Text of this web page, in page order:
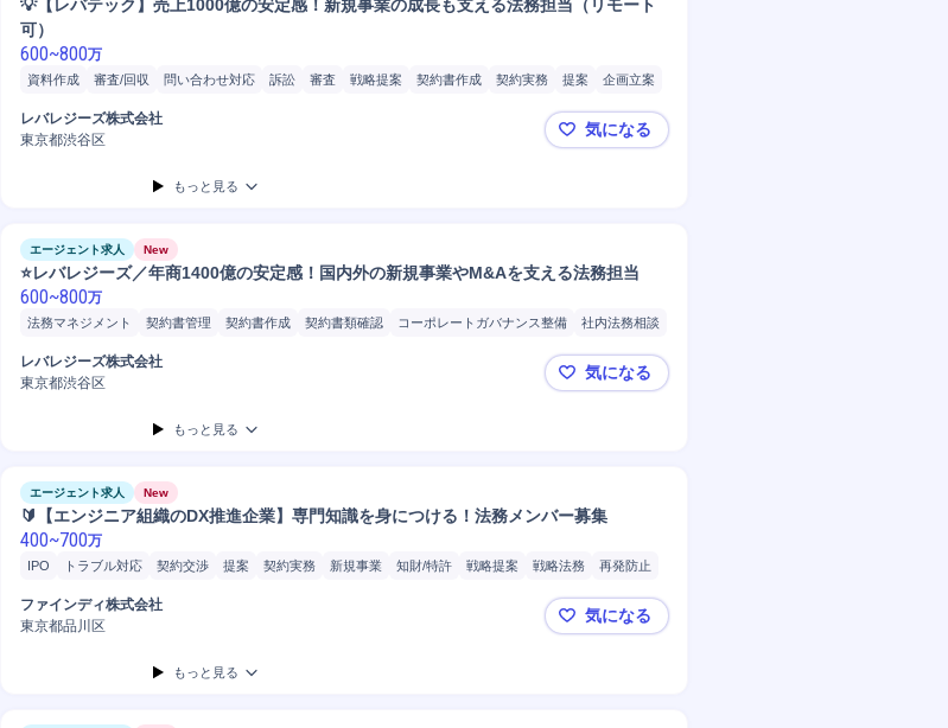
💡【レバテック】売上1000億の安定感！新規事業の成長も支える法務担当（リモート
可）
600~800万
資料作成 審査/回収 問い合わせ対応 訴訟 審査 戦略提案 契約書作成 契約実務 提案
企画立案
リスクマネジメント
情報セキュリティ
レバレジーズ株式会社
東京都渋谷区
💡【レバテック】売上1000億の安定感
気になる
もっと見る
エージェント求人 New
⭐レバレジーズ／年商1400億の安定感！国内外の新規事業やM&Aを支える法務担当
600~800万
法務マネジメント 契約書管理 契約書作成 契約書類確認 コーポレートガバナンス整備 社内法務相談
レバレジーズ株式会社
東京都渋谷区
⭐レバレジーズ／年商1400億の安定感
気になる
もっと見る
エージェント求人 New
🔰【エンジニア組織のDX推進企業】専門知識を身につける！法務メンバー募集
400~700万
IPO トラブル対応 契約交渉 提案 契約実務 新規事業 知財/特許 戦略提案 戦略法務
再発防止
戦略立案 売上拡大
ファインディ株式会社
東京都品川区
🔰【エンジニア組織のDX推進企業】専
気になる
もっと見る